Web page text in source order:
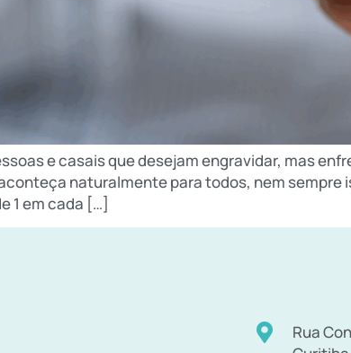
e casais que desejam engravidar, mas
naturalmente para todos, nem sempre
1 em cada […]
Rua